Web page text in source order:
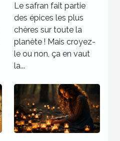
Le safran fait partie
des épices les plus
chères sur toute la
planète ! Mais croyez-
le ou non, ça en vaut
la...